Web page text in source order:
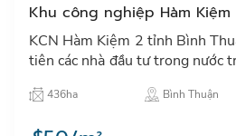
Khu công nghiệp Hàm
KCN Hàm Kiệm 2 tỉnh Bình
tiên các nhà đầu tư trong nước
xuất chế biến nông lâm hải
thực thực phẩm…
436ha Bình Thuận